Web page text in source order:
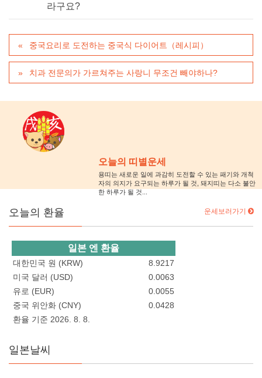
라구요?
중국요리로 도전하는 중국식 다이어트（레시피）
치과 전문의가 가르쳐주는 사랑니 무조건 빼야하나?
오늘의 띠별운세
용띠는 새로운 일에 과감히 도전할 수 있는 패기와 개척
자의 의지가 요구되는 하루가 될 것, 돼지띠는 다소 불안
한 하루가 될 것...
운세보러가기
오늘의 환율
일본 엔 환율
대한민국 원 (KRW)
8.9217
미국 달러 (USD)
0.0063
유로 (EUR)
0.0055
중국 위안화 (CNY)
0.0428
환율 기준 2026. 8. 8.
일본날씨